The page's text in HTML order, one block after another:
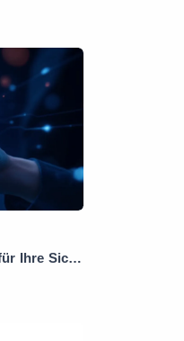
Die Bedeutung von Telefonupdates für Ihre Sicherheit und Leistung